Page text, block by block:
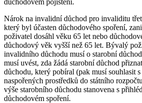
Nárok na invalidní důchod pro invaliditu
který byl účasten důchodového spoření,
poživatel dosáhl věku 65 let nebo
důchodový věk vyšší než 65 let. Bývalý
invalidního důchodu musí o starobní
musí uvést, zda žádá starobní důchod
důchodu, který pobíral (pak musí souhlasit
naspořených prostředků do státního
výše starobního důchodu stanovena s
důchodovém spoření.